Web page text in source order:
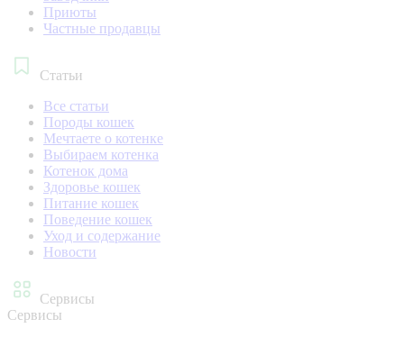
Приюты
Частные продавцы
Статьи
Все статьи
Породы кошек
Мечтаете о котенке
Выбираем котенка
Котенок дома
Здоровье кошек
Питание кошек
Поведение кошек
Уход и содержание
Новости
Сервисы
Сервисы